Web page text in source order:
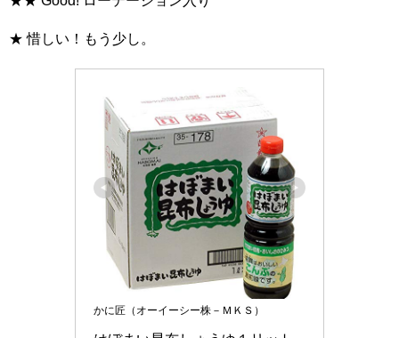
★ 惜しい！もう少し。
かに匠（オーイーシー株－ＭＫＳ）